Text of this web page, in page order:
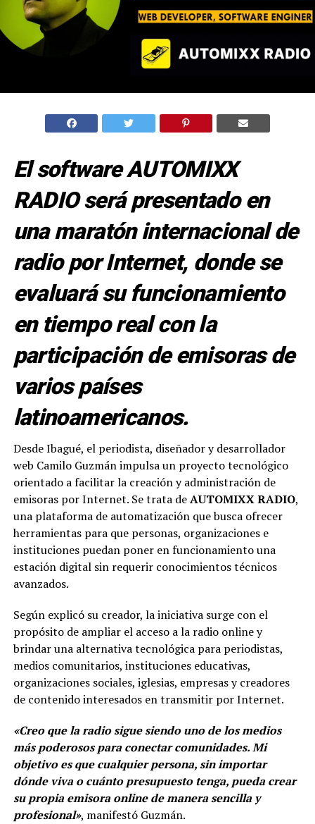
El software AUTOMIXX
RADIO será presentado en
una maratón internacional de
radio por Internet, donde se
evaluará su funcionamiento
en tiempo real con la
participación de emisoras de
varios países
latinoamericanos.
Desde Ibagué, el periodista, diseñador y desarrollador
web Camilo Guzmán impulsa un proyecto tecnológico
orientado a facilitar la creación y administración de
emisoras por Internet. Se trata deAUTOMIXX RADIO,
una plataforma de automatización que busca ofrecer
herramientas para que personas, organizaciones e
instituciones puedan poner en funcionamiento una
estación digital sin requerir conocimientos técnicos
avanzados.
Según explicó su creador, la iniciativa surge con el
propósito de ampliar el acceso a la radio online y
brindar una alternativa tecnológica para periodistas,
medios comunitarios, instituciones educativas,
organizaciones sociales, iglesias, empresas y creadores
de contenido interesados en transmitir por Internet.
«Creo que la radio sigue siendo uno de los medios
más poderosos para conectar comunidades. Mi
objetivo es que cualquier persona, sin importar
dónde viva o cuánto presupuesto tenga, pueda crear
su propia emisora online de manera sencilla y
profesional», manifestó Guzmán.